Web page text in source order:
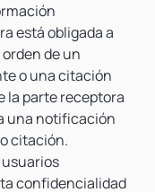
está obligada a
de un
o una citación
la parte receptora
una notificación
citación.
usuarios
confidencialidad